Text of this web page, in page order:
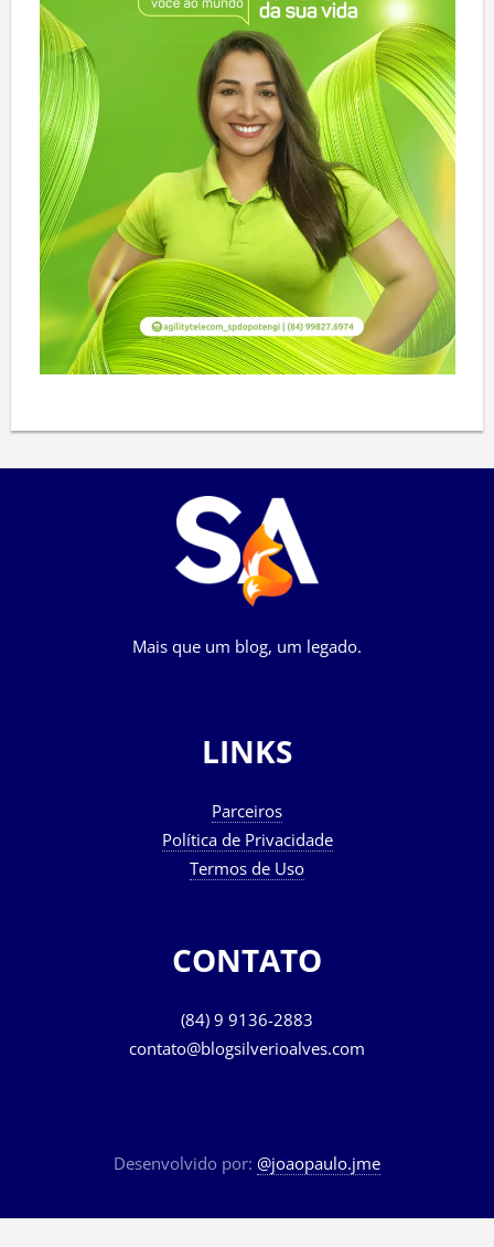
Mais que um blog, um legado.
LINKS
Parceiros
Política de Privacidade
Termos de Uso
CONTATO
(84) 9 9136-2883
contato@blogsilverioalves.com
Desenvolvido por: @joaopaulo.jme